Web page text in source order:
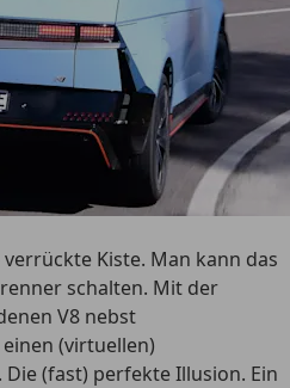
Kiste. Man kann das
schalten. Mit der
V8 nebst
(virtuellen)
(fast) perfekte Illusion. Ein